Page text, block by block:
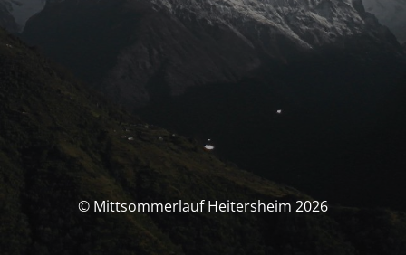
© Mittsommerlauf Heitersheim 2026